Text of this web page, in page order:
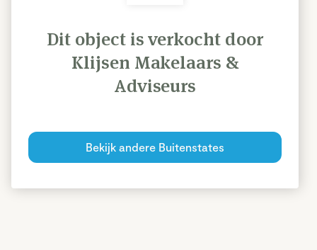
Dit object is verkocht door
Klijsen Makelaars &
Adviseurs
Bekijk andere Buitenstates